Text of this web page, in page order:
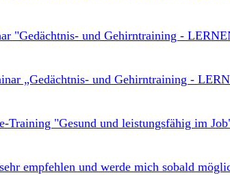
"Gedächtnis- und Gehirntraining -
„Gedächtnis- und Gehirntraining -
Training "Gesund und leistungsfähig im
empfehlen und werde mich sobald